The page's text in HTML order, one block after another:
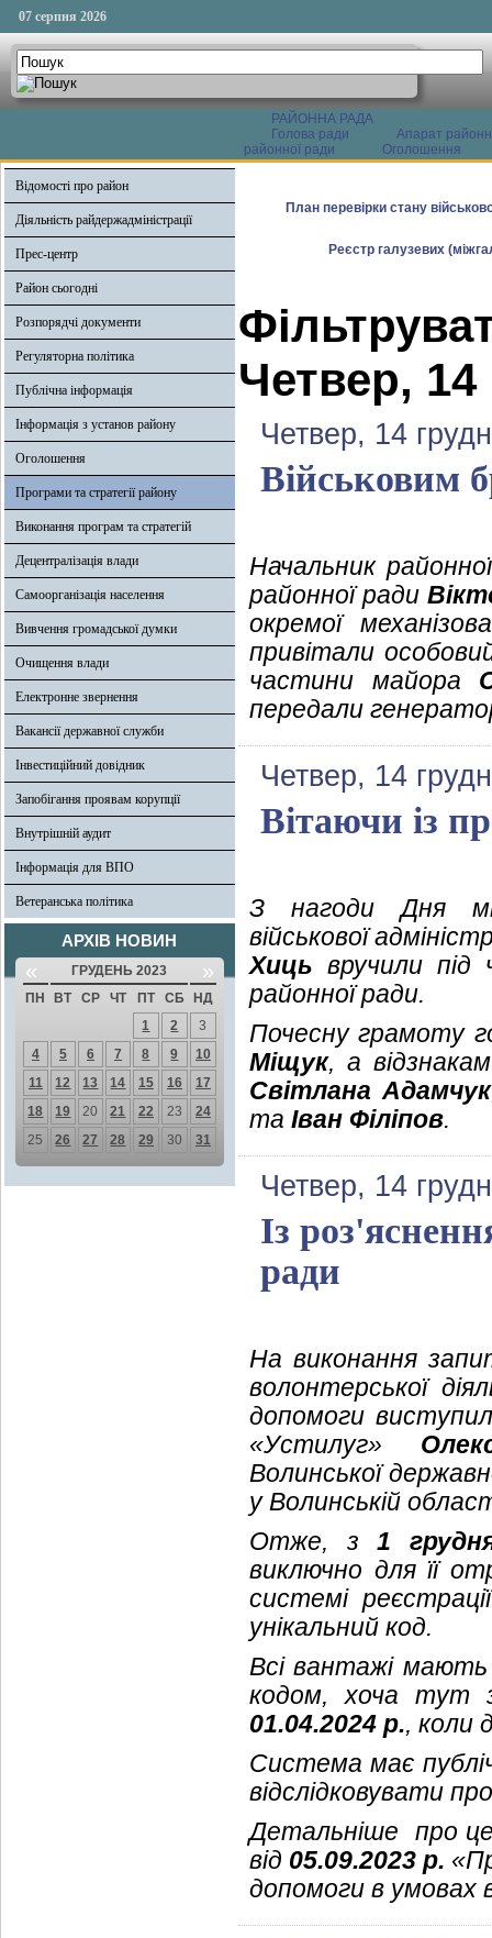
07 серпня 2026
РАЙОННА РАДА
Голова ради
Апарат
районної ради
Оголошення
Відомості про район
Діяльність райдержадміністрації
Прес-центр
Район сьогодні
Розпорядчі документи
Регуляторна політика
Публічна інформація
Інформація з установ району
Оголошення
Програми та стратегії району
Виконання програм та стратегій
Децентралізація влади
Самоорганізація населення
Вивчення громадської думки
Очищення влади
Електронне звернення
Вакансії державної служби
Інвестиційний довідник
Запобігання проявам корупції
Внутрішній аудит
Інформація для ВПО
Ветеранська політика
АРХІВ НОВИН
« ГРУДЕНЬ 2023 »
ПН ВТ СР ЧТ ПТ СБ
НД
1
2
3
4
5 6 7 8 9
10
11
12 13 14 15 16
17
18
19 20 21 22 23
24
25
26 27 28 29 30 31
План перевірки стану
Реєстр галузевих
Четвер, 14
Четвер, 14
Військовим
Начальник
районної ради
окремої
привітали
частини майора
передали
Четвер, 14
Вітаючи із
З нагоди Дня
військової
Хиць вручили під
районної ради.
Почесну грамоту
Міщук, а
Світлана Адамчук
та Іван Філіпов.
Четвер, 14
Із
ради
На виконання
волонтерської
допомоги
«Устилуг»
Волинської
у Волинській
Отже, з1
виключно для її
системі
унікальний код.
Всі вантажі мають
кодом, хоча тут
01.04.2024 р., коли
Система має
відслідковувати
Детальніше про це
від 05.09.2023 р.
допомоги в умовах